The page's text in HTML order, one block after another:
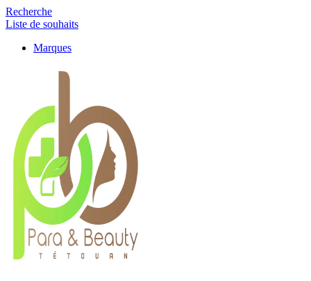
Recherche
Liste de souhaits
Marques